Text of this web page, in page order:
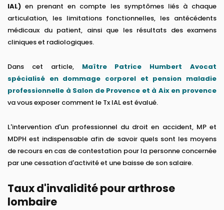
IAL) en prenant en compte les symptômes liés à chaque
articulation, les limitations fonctionnelles, les antécédents
médicaux du patient, ainsi que les résultats des examens
cliniques et radiologiques.
Dans cet article, Maître Patrice Humbert Avocat
spécialisé en dommage corporel et pension maladie
professionnelle à Salon de Provence et à Aix en provence
va vous exposer comment le Tx IAL est évalué.
L'intervention d'un professionnel du droit en accident, MP et
MDPH est indispensable afin de savoir quels sont les moyens
de recours en cas de contestation pour la personne concernée
par une cessation d'activité et une baisse de son salaire.
Taux d'invalidité pour arthrose
lombaire